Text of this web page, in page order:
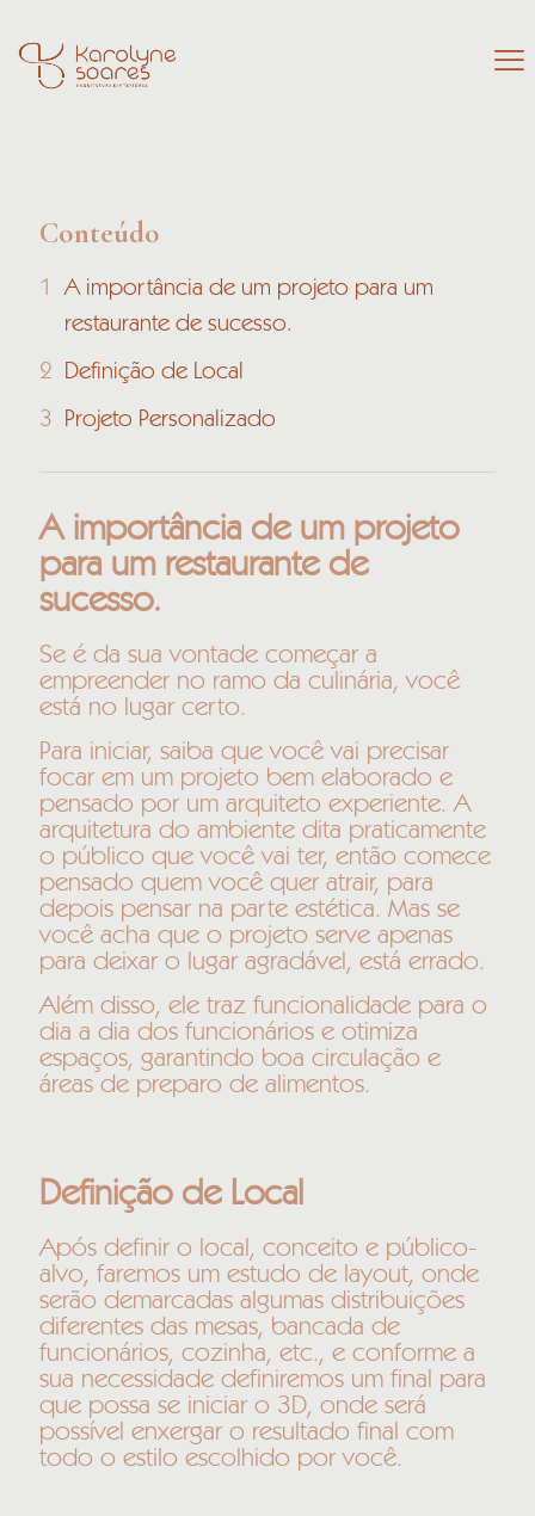
Conteúdo
A importância de um projeto para um
restaurante de sucesso.
Definição de Local
Projeto Personalizado
A importância de um projeto
para um restaurante de
sucesso.
Se é da sua vontade começar a
empreender no ramo da culinária, você
está no lugar certo.
Para iniciar, saiba que você vai precisar
focar em um projeto bem elaborado e
pensado por um arquiteto experiente. A
arquitetura do ambiente dita praticamente
o público que você vai ter, então comece
pensado quem você quer atrair, para
depois pensar na parte estética. Mas se
você acha que o projeto serve apenas
para deixar o lugar agradável, está errado.
Além disso, ele traz funcionalidade para o
dia a dia dos funcionários e otimiza
espaços, garantindo boa circulação e
áreas de preparo de alimentos.
Definição de Local
Após definir o local, conceito e público-
alvo, faremos um estudo de layout, onde
serão demarcadas algumas distribuições
diferentes das mesas, bancada de
funcionários, cozinha, etc., e conforme a
sua necessidade definiremos um final para
que possa se iniciar o 3D, onde será
possível enxergar o resultado final com
todo o estilo escolhido por você.